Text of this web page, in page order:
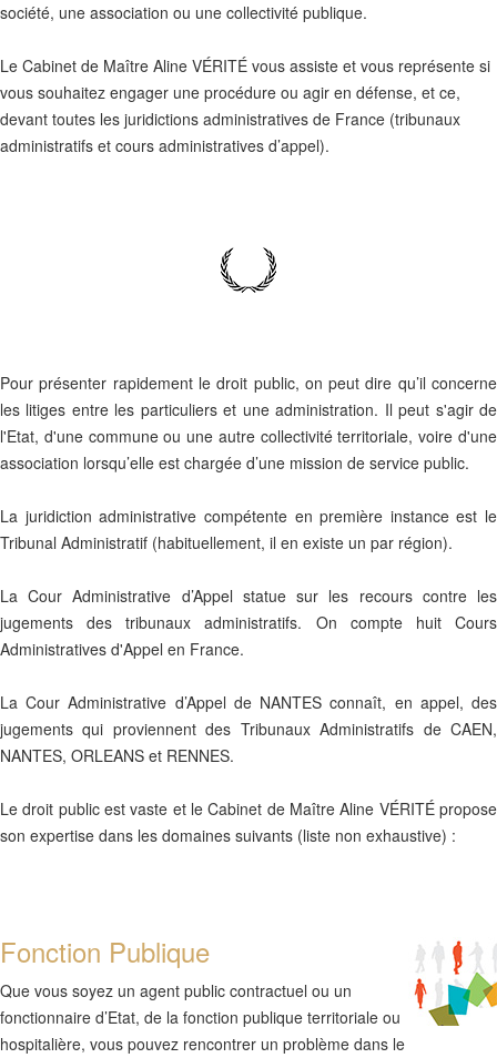
société, une association ou une collectivité publique.
Le Cabinet de Maître Aline VÉRITÉ vous assiste et vous représente si
vous souhaitez engager une procédure ou agir en défense, et ce,
devant toutes les juridictions administratives de France (tribunaux
administratifs et cours administratives d’appel).
Pour présenter rapidement le droit public, on peut dire qu’il concerne
les litiges entre les particuliers et une administration. Il peut s'agir de
l'Etat, d'une commune ou une autre collectivité territoriale, voire d'une
association lorsqu’elle est chargée d’une mission de service public.
La juridiction administrative compétente en première instance est le
Tribunal Administratif (habituellement, il en existe un par région).
La Cour Administrative d’Appel statue sur les recours contre les
jugements des tribunaux administratifs. On compte huit Cours
Administratives d'Appel en France.
La Cour Administrative d’Appel de NANTES connaît, en appel, des
jugements qui proviennent des Tribunaux Administratifs de CAEN,
NANTES, ORLEANS et RENNES.
Le droit public est vaste et le Cabinet de Maître Aline VÉRITÉ propose
son expertise dans les domaines suivants (liste non exhaustive) :
Fonction Publique
Que vous soyez un agent public contractuel ou un
fonctionnaire d’Etat, de la fonction publique territoriale ou
hospitalière, vous pouvez rencontrer un problème dans le